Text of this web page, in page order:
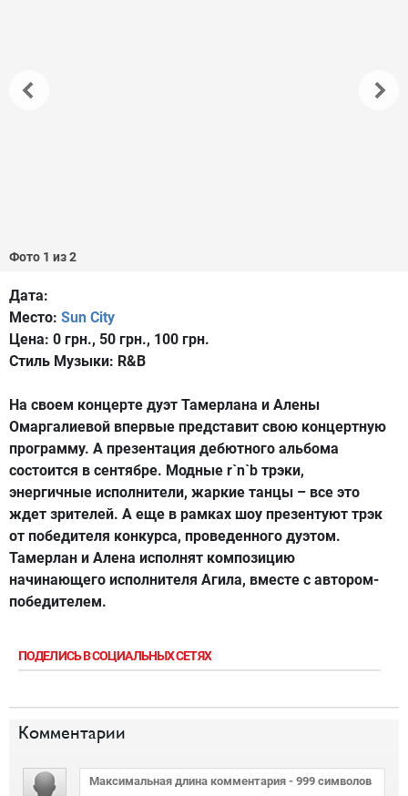
Фото 1 из 2
Дата:
Место: Sun City
Цена: 0 грн., 50 грн., 100 грн.
Стиль Музыки: R&B
На своем концерте дуэт Тамерлана и Алены
Омаргалиевой впервые представит свою концертную
программу. А презентация дебютного альбома
состоится в сентябре. Модные r`n`b трэки,
энергичные исполнители, жаркие танцы – все это
ждет зрителей. А еще в рамках шоу презентуют трэк
от победителя конкурса, проведенного дуэтом.
Тамерлан и Алена исполнят композицию
начинающего исполнителя Агила, вместе с автором-
победителем.
ПОДЕЛИСЬ В СОЦИАЛЬНЫХ СЕТЯХ
Комментарии